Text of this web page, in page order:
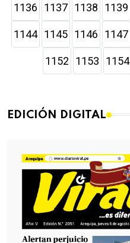
1136 1137 1138 1139
1144 1145 1146 1147
1152 1153 1154
EDICIÓN DIGITAL